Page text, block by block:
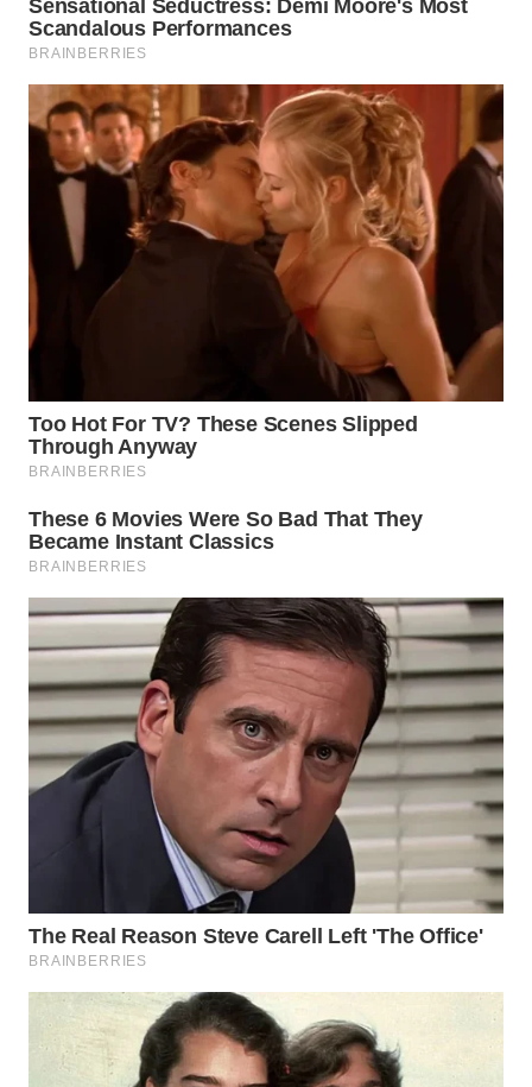
WN
DANAU
WN
NIAS
LANGKAT
WN
WN
TANJUNG
LESUNG
WN
KARO
WN
SIMALUNGUN
WN
LABUHANBATU
WN
WN DELI
SERDANG
WN
TEBING
TINGGI